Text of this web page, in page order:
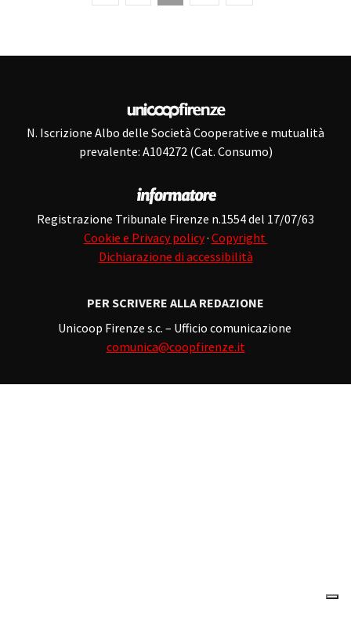
N. Iscrizione Albo delle Società Cooperative e mutualità
prevalente: A104272 (Cat. Consumo)
Registrazione Tribunale Firenze n.1554 del 17/07/63
Cookie e Privacy policy· Copyright
Dichiarazione di accessibilità
PER SCRIVERE ALLA REDAZIONE
Unicoop Firenze s.c. – Ufficio comunicazione
comunica@coopfirenze.it